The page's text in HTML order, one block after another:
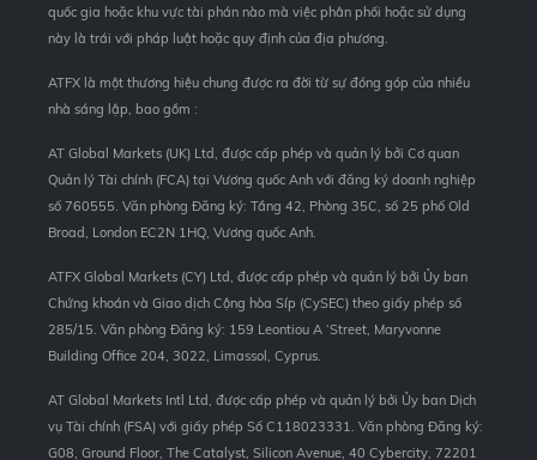
quốc gia hoặc khu vực tài phán nào mà việc phân phối hoặc sử dụng
này là trái với pháp luật hoặc quy định của địa phương.
ATFX là một thương hiệu chung được ra đời từ sự đóng góp của nhiều
nhà sáng lập, bao gồm :
AT Global Markets (UK) Ltd, được cấp phép và quản lý bởi Cơ quan
Quản lý Tài chính (FCA) tại Vương quốc Anh với đăng ký doanh nghiệp
số 760555. Văn phòng Đăng ký: Tầng 42, Phòng 35C, số 25 phố Old
Broad, London EC2N 1HQ, Vương quốc Anh.
ATFX Global Markets (CY) Ltd, được cấp phép và quản lý bởi Ủy ban
Chứng khoán và Giao dịch Cộng hòa Síp (CySEC) theo giấy phép số
285/15. Văn phòng Đăng ký: 159 Leontiou A ‘Street, Maryvonne
Building Office 204, 3022, Limassol, Cyprus.
AT Global Markets Intl Ltd, được cấp phép và quản lý bởi Ủy ban Dịch
vụ Tài chính (FSA) với giấy phép Số C118023331. Văn phòng Đăng ký:
G08, Ground Floor, The Catalyst, Silicon Avenue, 40 Cybercity, 72201